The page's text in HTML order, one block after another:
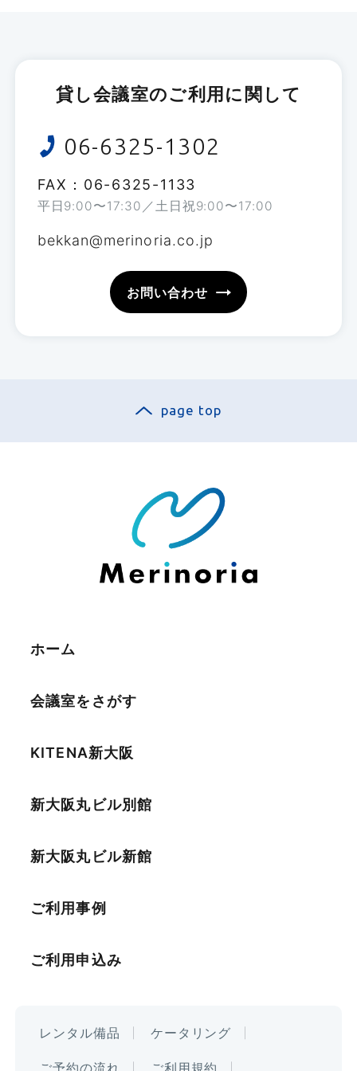
全ての会議室一覧
貸し会議室のご利用に関して
06-6325-1302
FAX：06-6325-1133
平日 9:00〜17:30 ／土日祝9:00〜17:00
bekkan@merinoria.co.jp
お問い合わせ
page top
ホーム
会議室をさがす
KITENA新大阪
新大阪丸ビル別館
新大阪丸ビル新館
ご利用事例
ご利用申込み
レンタル備品 ケータリング